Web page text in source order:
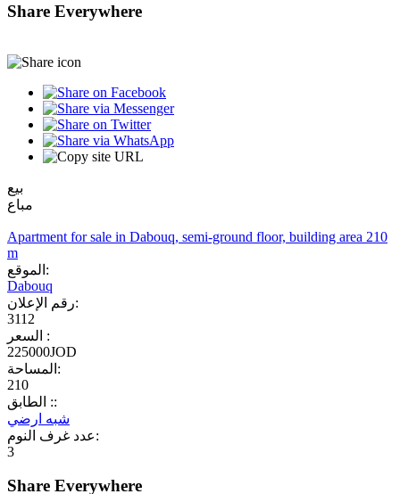
Share Everywhere
بيع
مباع
Apartment for sale in Dabouq, semi-ground floor, building area 210
m
الموقع:
Dabouq
رقم الإعلان:
3112
السعر :
225000JOD
المساحة:
210
الطابق ::
شبه ارضي
عدد غرف النوم:
3
Share Everywhere